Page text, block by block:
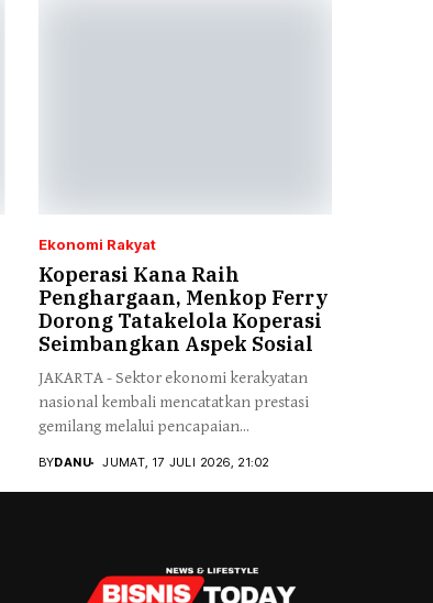
Ekonomi Rakyat
Koperasi Kana Raih
Penghargaan, Menkop Ferry
Dorong Tatakelola Koperasi
Seimbangkan Aspek Sosial
JAKARTA - Sektor ekonomi kerakyatan
nasional kembali mencatatkan prestasi
gemilang melalui pencapaian...
BYDANU JUMAT, 17 JULI 2026, 21:02